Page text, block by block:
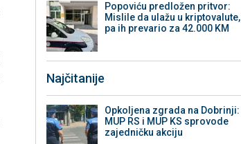
Popoviću predložen pritvor:
Mislile da ulažu u kriptovalute,
pa ih prevario za 42.000 KM
Najčitanije
Opkoljena zgrada na Dobrinji:
MUP RS i MUP KS sprovode
zajedničku akciju